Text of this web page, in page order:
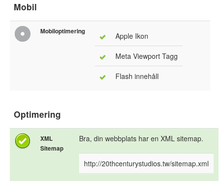
Mobil
Mobiloptimering Apple Ikon
Meta Viewport Tagg
Flash innehåll
Optimering
XML
Sitemap
Bra, din webbplats har en XML sitemap.
http://20thcenturystudios.tw/sitemap.xml